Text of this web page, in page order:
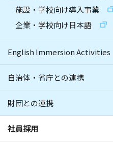
施設・学校向け導入事業
企業・学校向け日本語
English Immersion Activities
自治体・省庁との連携
財団との連携
社員採用